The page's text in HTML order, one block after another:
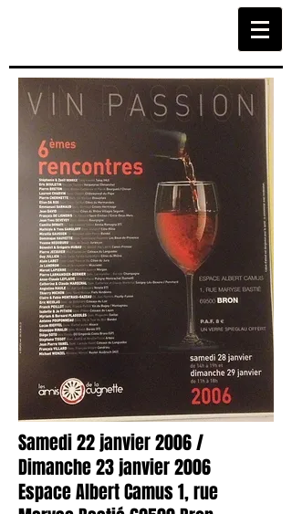
Samedi 22 janvier 2006 /
Dimanche 23 janvier 2006
Espace Albert Camus 1, rue